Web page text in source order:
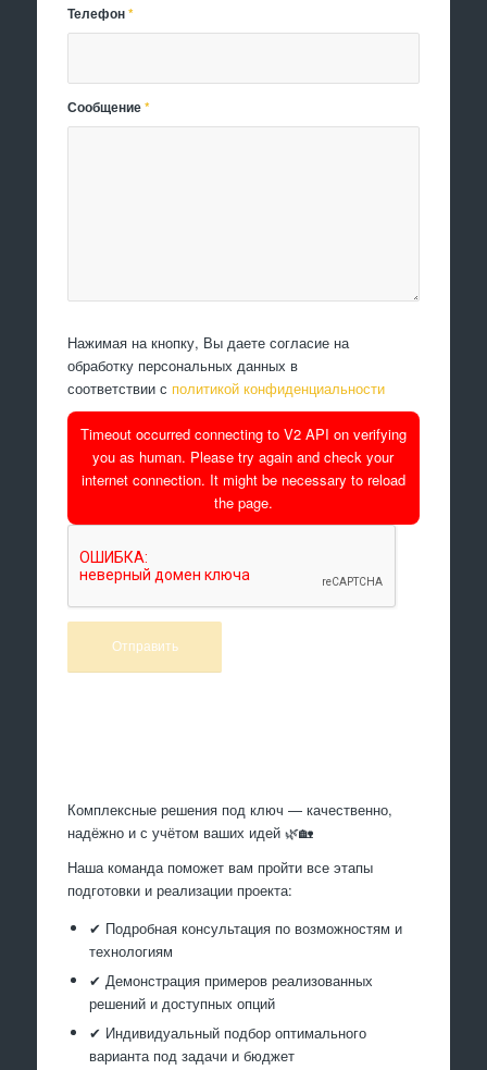
Телефон*
Сообщение*
Нажимая на кнопку, Вы даете согласие на
обработку персональных данных в
соответствии с политикой конфиденциальности
Timeout occurred connecting to V2 API on verifying
you as human. Please try again and check your
internet connection. It might be necessary to reload
the page.
Комплексные решения под ключ — качественно,
надёжно и с учётом ваших идей 🌿🏡
Наша команда поможет вам пройти все этапы
подготовки и реализации проекта:
✔ Подробная консультация по возможностям и
технологиям
✔ Демонстрация примеров реализованных
решений и доступных опций
✔ Индивидуальный подбор оптимального
варианта под задачи и бюджет